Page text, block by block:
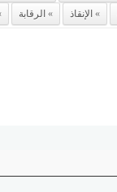
الإنقاذ الرقابة